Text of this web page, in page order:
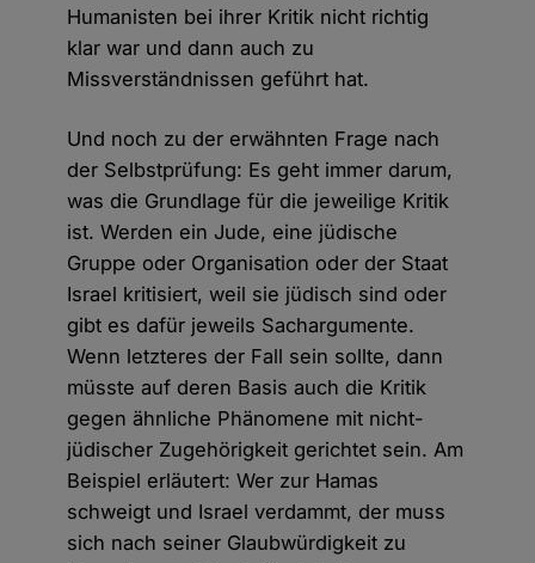
Humanisten bei ihrer Kritik nicht richtig
klar war und dann auch zu
Missverständnissen geführt hat.
Und noch zu der erwähnten Frage nach
der Selbstprüfung: Es geht immer darum,
was die Grundlage für die jeweilige Kritik
ist. Werden ein Jude, eine jüdische
Gruppe oder Organisation oder der Staat
Israel kritisiert, weil sie jüdisch sind oder
gibt es dafür jeweils Sachargumente.
Wenn letzteres der Fall sein sollte, dann
müsste auf deren Basis auch die Kritik
gegen ähnliche Phänomene mit nicht-
jüdischer Zugehörigkeit gerichtet sein. Am
Beispiel erläutert: Wer zur Hamas
schweigt und Israel verdammt, der muss
sich nach seiner Glaubwürdigkeit zu